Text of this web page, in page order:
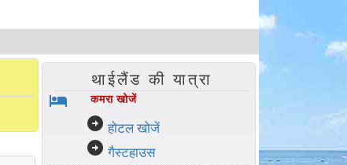
थाईलैंड की यात्रा
hotel कमरा खोजें
arrow_circle_right होटल खोजें
arrow_circle_right गैस्टहाउस